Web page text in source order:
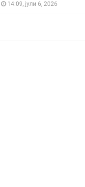
14:09, јули 6, 2026